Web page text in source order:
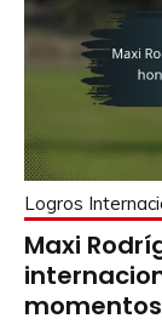
Logros
Maxi